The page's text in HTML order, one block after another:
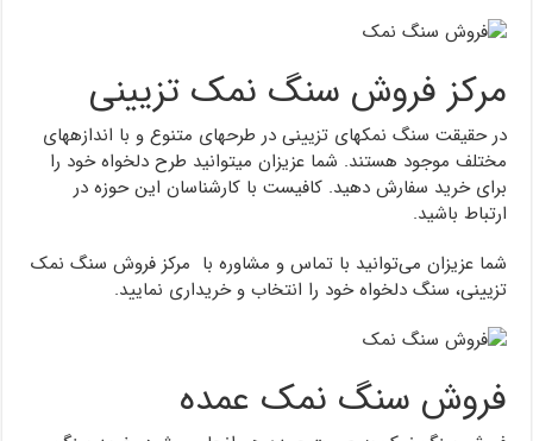
مرکز فروش سنگ نمک تزیینی
در حقیقت سنگ نمک‎های تزیینی در طرح‎های متنوع و با اندازه‎های
مختلف موجود هستند. شما عزیزان می‎توانید طرح دلخواه خود را
برای خرید سفارش دهید. کافیست با کارشناسان این حوزه در
ارتباط باشید.
شما عزیزان می‌توانید با تماس و مشاوره با مرکز فروش سنگ نمک
تزیینی، سنگ دلخواه خود را انتخاب و خریداری نمایید.
فروش سنگ نمک عمده